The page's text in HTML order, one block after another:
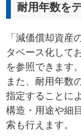
耐用年数を
「減価償却資産
タベース化して
を参照できます。
また、耐用年数
指定することに
構造・用途や細
索も行えます。